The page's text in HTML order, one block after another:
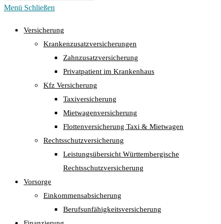
Menü Schließen
Versicherung
Krankenzusatzversicherungen
Zahnzusatzversicherung
Privatpatient im Krankenhaus
Kfz Versicherung
Taxiversicherung
Mietwagenversicherung
Flottenversicherung Taxi & Mietwagen
Rechtsschutzversicherung
Leistungsübersicht Württembergische
Rechtsschutzversicherung
Vorsorge
Einkommensabsicherung
Berufsunfähigkeitsversicherung